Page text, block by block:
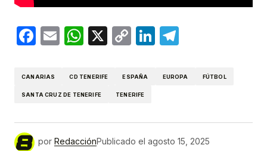
Facebook
EmailWhatsApp
X
CopyLinkedIn
CANARIAS CD TENERIFE ESPAÑA EUROPA FÚTBOL
SANTA CRUZ DE TENERIFE TENERIFE
por RedacciónPublicado el agosto 15, 2025